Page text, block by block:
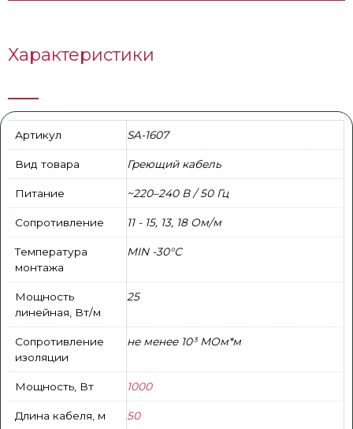
Характеристики
Артикул SA-1607
Вид товара Греющий кабель
Питание ~220–240 В / 50 Гц
Сопротивление 11 - 15, 13, 18 Ом/м
Температура
монтажа
MIN -30°С
Мощность
линейная, Вт/м
25
Сопротивление
изоляции
не менее 10³ МОм*м
Мощность, Вт 1000
Длина кабеля, м 50